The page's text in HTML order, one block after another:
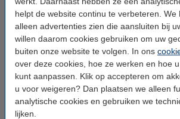
helpt de website continu te verbeteren. We
alleen advertenties zien die aansluiten bij
willen daarom cookies gebruiken om uw
buiten onze website te volgen. In ons
over deze cookies, hoe ze werken en hoe
kunt aanpassen. Klik op accepteren om
u voor weigeren? Dan plaatsen we alleen
analytische cookies en gebruiken we
lijken.
Diverse typen
Schoonmaakborstels verschillen onder
type. De meeste werkborstels hebben haren
natuurvezels, zoals Tampico of kunstvezels,
de verschillende haren zijn sommige
voor natte of juist droge reiniging.
bestaan vaak uit harde haren, om zo het
kunnen reinigen.